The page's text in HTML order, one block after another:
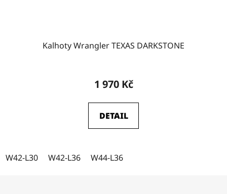
Kalhoty Wrangler TEXAS DARKSTONE
1 970 Kč
DETAIL
W42-L30 W42-L36 W44-L36